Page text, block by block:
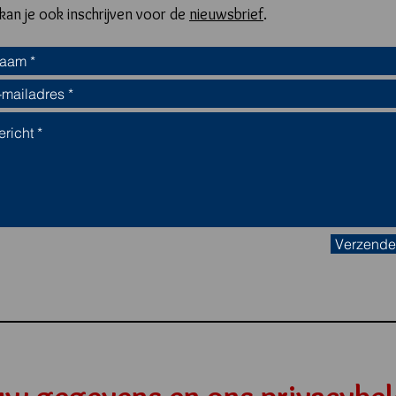
je ook inschrijven voor de nieuwsbrief.